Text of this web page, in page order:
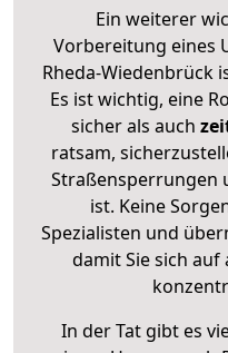
Ein weiterer
Vorbereitung eines
Rheda-Wiedenbrück
Es ist wichtig, eine
sicher als auch
ratsam,
Straßensperrungen
ist. Keine
Spezialisten und
damit Sie sich auf
In der Tat gibt es